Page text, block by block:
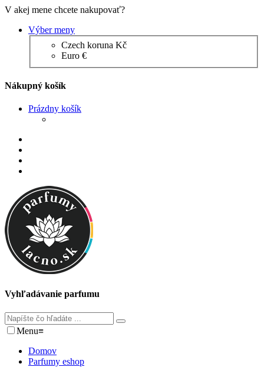
V akej mene chcete nakupovať?
Výber meny
Czech koruna Kč
Euro €
Nákupný košík
Prázdny košík
Vyhľadávanie parfumu
Menu≡
Domov
Parfumy eshop